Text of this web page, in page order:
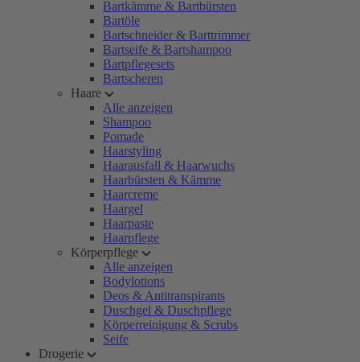
Bartkämme & Bartbürsten
Bartöle
Bartschneider & Barttrimmer
Bartseife & Bartshampoo
Bartpflegesets
Bartscheren
Haare
Alle anzeigen
Shampoo
Pomade
Haarstyling
Haarausfall & Haarwuchs
Haarbürsten & Kämme
Haarcreme
Haargel
Haarpaste
Haarpflege
Körperpflege
Alle anzeigen
Bodylotions
Deos & Antitranspirants
Duschgel & Duschpflege
Körperreinigung & Scrubs
Seife
Drogerie